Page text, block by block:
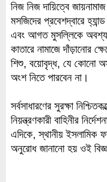
নিজ নিজ দায়িত্বে
মসজিদের প্রবেশদ্বারে
এবং আগত মুসল্লিকে
কাতারে নামাজে দাঁড়ানোর
শিশু, বয়োবৃদ্ধ, যে কোনো
অংশ নিতে পারবেন না।
সর্বসাধারণের সুরক্ষা
নিয়ন্ত্রণকারী বাহিনীর
এদিকে, স্থানীয় ইসলামিক
অনুরোধ জানানো হয় ওই